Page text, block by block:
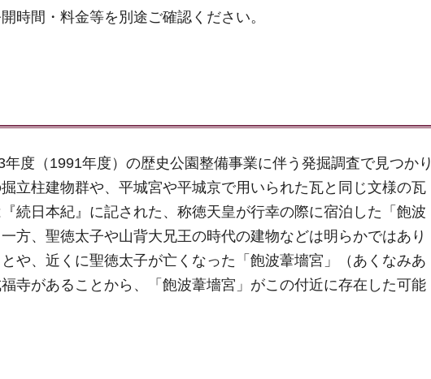
時間・料金等を別途ご確認ください。
度（1991年度）の歴史公園整備事業に伴う発掘調査で見つかり
立柱建物群や、平城宮や平城京で用いられた瓦と同じ文様の瓦
続日本紀』に記された、称徳天皇が行幸の際に宿泊した「飽波
方、聖徳太子や山背大兄王の時代の建物などは明らかではあり
や、近くに聖徳太子が亡くなった「飽波葦墻宮」（あくなみあ
寺があることから、「飽波葦墻宮」がこの付近に存在した可能